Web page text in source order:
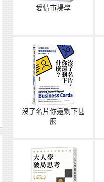
愛情市場學
沒了名片你還剩下甚
麼